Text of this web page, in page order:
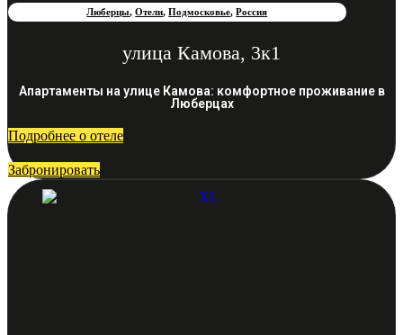
Люберцы,Отели,Подмосковье,Россия
улица Камова, 3к1
Апартаменты на улице Камова: комфортное проживание в
Люберцах
Подробнее о отеле
Забронировать